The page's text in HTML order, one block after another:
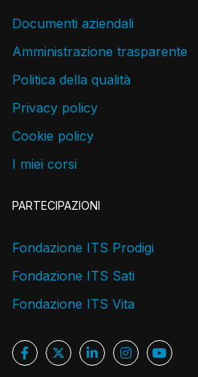
Documenti aziendali
Amministrazione trasparente
Politica della qualità
Privacy policy
Cookie policy
I miei corsi
PARTECIPAZIONI
Fondazione ITS Prodigi
Fondazione ITS Sati
Fondazione ITS Vita